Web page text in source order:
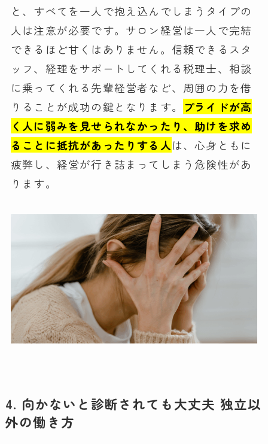
と、すべてを一人で抱え込んでしまうタイプの
人は注意が必要です。サロン経営は一人で完結
できるほど甘くはありません。信頼できるスタ
ッフ、経理をサポートしてくれる税理士、相談
に乗ってくれる先輩経営者など、周囲の力を借
りることが成功の鍵となります。
プライドが高
く人に弱みを見せられなかったり、助けを求め
ることに抵抗があったりする人は、心身ともに
疲弊し、経営が行き詰まってしまう危険性があ
ります。
4. 向かないと診断されても大丈夫 独立以
外の働き方